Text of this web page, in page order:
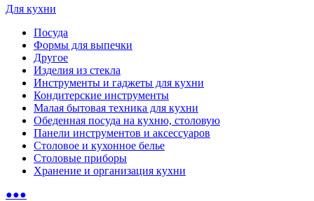
Для кухни
Посуда
Формы для выпечки
Другое
Изделия из стекла
Инструменты и гаджеты для кухни
Кондитерские инструменты
Малая бытовая техника для кухни
Обеденная посуда на кухню, столовую
Панели инструментов и аксессуаров
Столовое и кухонное белье
Столовые приборы
Хранение и организация кухни
●●●